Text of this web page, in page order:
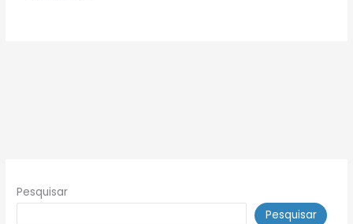
Pesquisar
Pesquisar